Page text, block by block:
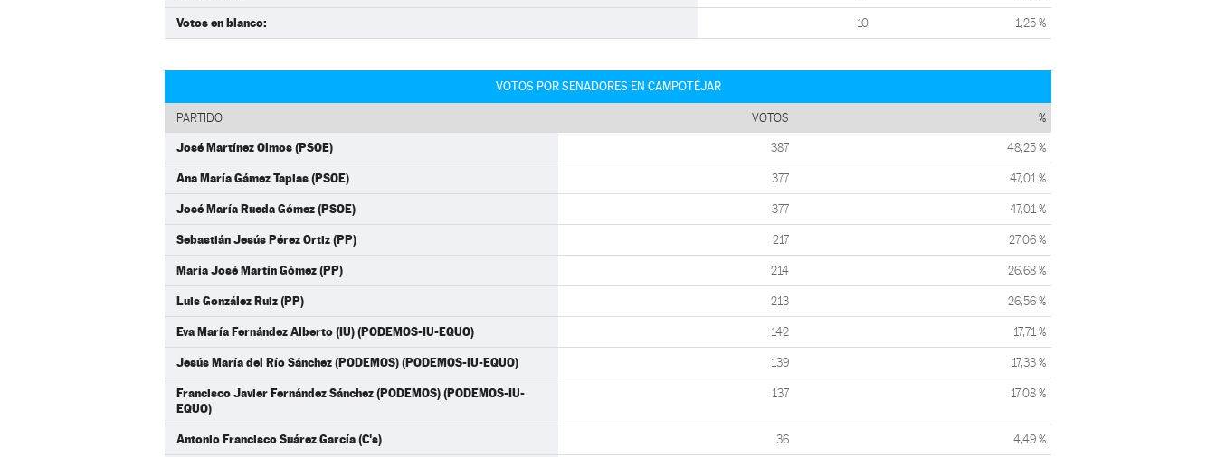
Votos en blanco: 10 1,25 %
VOTOS POR SENADORES EN CAMPOTÉJAR
PARTIDO VOTOS %
José Martínez Olmos (PSOE) 387 48,25 %
Ana María Gámez Tapias (PSOE) 377 47,01 %
José María Rueda Gómez (PSOE) 377 47,01 %
Sebastián Jesús Pérez Ortiz (PP) 217 27,06 %
María José Martín Gómez (PP) 214 26,68 %
Luis González Ruiz (PP) 213 26,56 %
Eva María Fernández Alberto (IU) (PODEMOS-IU-EQUO) 142 17,71 %
Jesús María del Río Sánchez (PODEMOS) (PODEMOS-IU-EQUO) 139 17,33 %
Francisco Javier Fernández Sánchez (PODEMOS) (PODEMOS-IU-
EQUO)
137 17,08 %
Antonio Francisco Suárez García (C's) 36 4,49 %